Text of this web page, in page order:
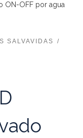
ON-OFF por agua
SALVAVIDAS